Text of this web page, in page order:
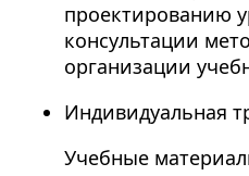
проектированию
консультации
организации
Индивидуальная
Учебные